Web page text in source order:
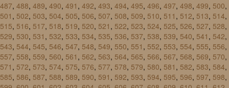
487, 488, 489, 490, 491 , 492, 493, 494, 495, 496, 497, 498, 499, 500,
501 , 502, 503, 504, 505, 506, 507, 508, 509, 510, 511 , 512, 513, 514,
515, 516, 517, 518, 519, 520, 521 , 522, 523, 524, 525, 526, 527, 528,
529, 530, 531 , 532, 533, 534, 535, 536, 537, 538, 539, 540, 541 , 542,
543, 544, 545, 546, 547, 548, 549, 550, 551 , 552, 553, 554, 555, 556,
557, 558, 559, 560, 561 , 562, 563, 564, 565, 566, 567, 568, 569, 570,
571 , 572, 573, 574, 575, 576, 577, 578, 579, 580, 581 , 582, 583, 584,
585, 586, 587, 588, 589, 590, 591 , 592, 593, 594, 595, 596, 597, 598,